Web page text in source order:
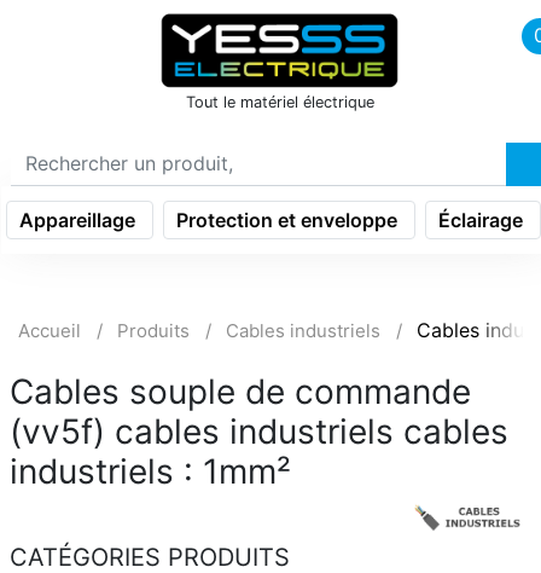
icon menu burger
Tout le matériel électrique
Appareillage Protection et enveloppe Éclairage
Accueil Produits Cables industriels Cables
Cables souple de commande
(vv5f) cables industriels cables
industriels : 1mm²
CATÉGORIES PRODUITS